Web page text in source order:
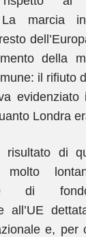
La marcia
della
il rifiuto
evidenziato
Londra
risultato di
molto
di
all’UE
e, per